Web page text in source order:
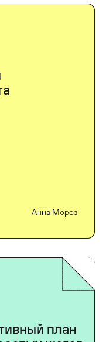
Анна Мороз
план